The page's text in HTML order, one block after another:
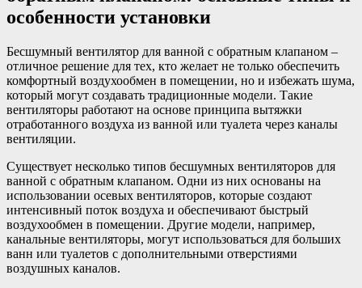
особенности установки
Бесшумный вентилятор для ванной с обратным клапаном –
отличное решение для тех, кто желает не только обеспечить
комфортный воздухообмен в помещении, но и избежать шума,
который могут создавать традиционные модели. Такие
вентиляторы работают на основе принципа вытяжки
отработанного воздуха из ванной или туалета через каналы
вентиляции.
Существует несколько типов бесшумных вентиляторов для
ванной с обратным клапаном. Одни из них основаны на
использовании осевых вентиляторов, которые создают
интенсивный поток воздуха и обеспечивают быстрый
воздухообмен в помещении. Другие модели, например,
канальные вентиляторы, могут использоваться для больших
ванн или туалетов с дополнительными отверстиями
воздушных каналов.